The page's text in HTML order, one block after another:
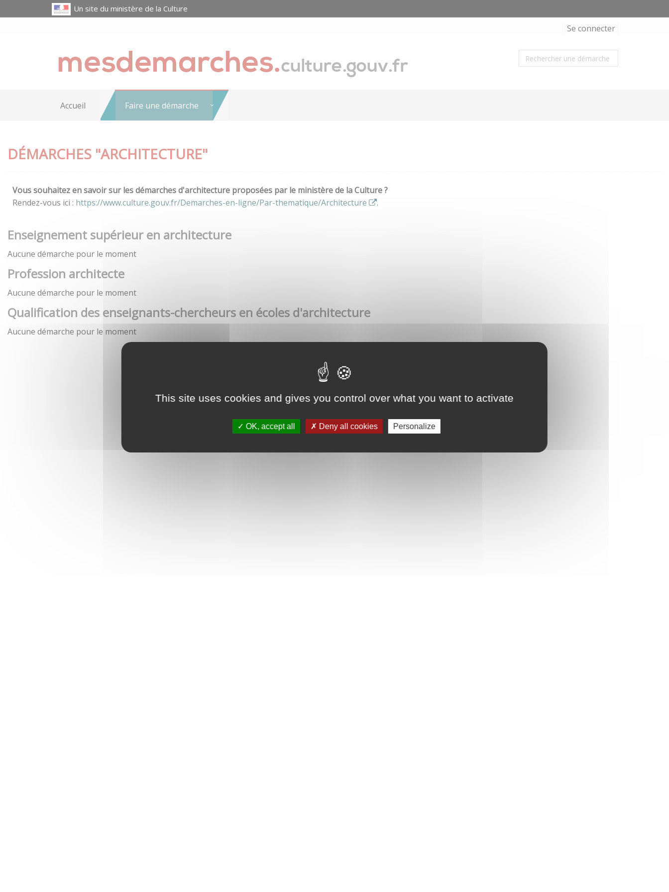
This site uses cookies and gives you control over what you want to activate
OK, accept all Deny all cookies Personalize
Un site du ministère de la Culture
Se connecter
Accueil Faire une démarche
DÉMARCHES "ARCHITECTURE"
Vous souhaitez en savoir sur les démarches d'architecture proposées par le ministère de la Culture ?
Rendez-vous ici : https://www.culture.gouv.fr/Demarches-en-ligne/Par-thematique/Architecture .
Enseignement supérieur en architecture
Aucune démarche pour le moment
Profession architecte
Aucune démarche pour le moment
Qualification des enseignants-chercheurs en écoles d'architecture
Aucune démarche pour le moment